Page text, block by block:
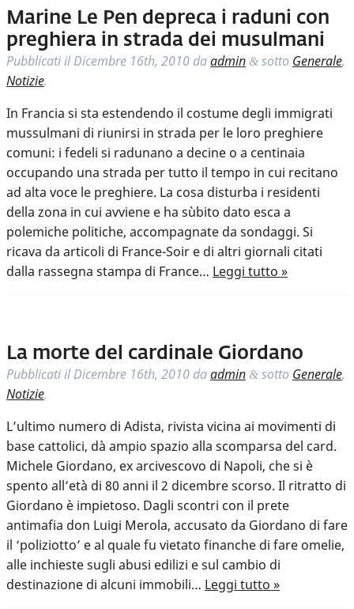
Marine Le Pen depreca i raduni con
preghiera in strada dei musulmani
Pubblicati ilDicembre 16th, 2010 daadmin & sotto Generale,
Notizie.
In Francia si sta estendendo il costume degli immigrati
mussulmani di riunirsi in strada per le loro preghiere
comuni: i fedeli si radunano a decine o a centinaia
occupando una strada per tutto il tempo in cui recitano
ad alta voce le preghiere. La cosa disturba i residenti
della zona in cui avviene e ha sùbito dato esca a
polemiche politiche, accompagnate da sondaggi. Si
ricava da articoli di France-Soir e di altri giornali citati
dalla rassegna stampa di France… Leggi tutto »
La morte del cardinale Giordano
Pubblicati ilDicembre 16th, 2010 daadmin & sotto Generale,
Notizie.
L’ultimo numero di Adista, rivista vicina ai movimenti di
base cattolici, dà ampio spazio alla scomparsa del card.
Michele Giordano, ex arcivescovo di Napoli, che si è
spento all’età di 80 anni il 2 dicembre scorso. Il ritratto di
Giordano è impietoso. Dagli scontri con il prete
antimafia don Luigi Merola, accusato da Giordano di fare
il ‘poliziotto’ e al quale fu vietato finanche di fare omelie,
alle inchieste sugli abusi edilizi e sul cambio di
destinazione di alcuni immobili… Leggi tutto »